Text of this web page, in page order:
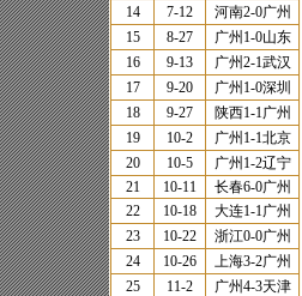
14
7-12 河南2-0广州
15
8-27 广州 1-0山东
16
9-13 广州2-1武汉
17
9-20 广州 1-0深圳
18
9-27 陕西1-1广州
19
10-2 广州 1-1北京
20
10-5 广州 1-2辽宁
21
10-11 长春6-0广州
22
10-18 大连1-1广州
23
10-22 浙江0-0广州
24
10-26 上海3-2广州
25
11-2 广州4-3天津